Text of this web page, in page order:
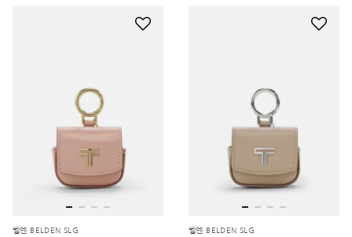
벨덴 BELDEN SLG 벨덴 BELDEN SLG